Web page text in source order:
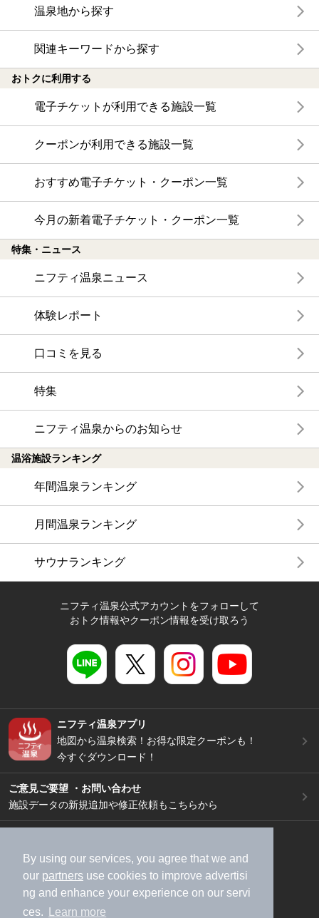
By using our services, you agree that we and
our partners use cookies to improve advertisi
ng and enhance your experience on our servi
ces.
Learn more
温泉地から探す
関連キーワードから探す
おトクに利用する
電子チケットが利用できる施設一覧
クーポンが利用できる施設一覧
おすすめ電子チケット・クーポン一覧
今月の新着電子チケット・クーポン一覧
特集・ニュース
ニフティ温泉ニュース
体験レポート
口コミを見る
特集
ニフティ温泉からのお知らせ
温浴施設ランキング
年間温泉ランキング
月間温泉ランキング
サウナランキング
ニフティ温泉公式アカウントをフォローして
おトク情報やクーポン情報を受け取ろう
ニフティ温泉アプリ
地図から温泉検索！お得な限定クーポンも！
今すぐダウンロード！
ご意見ご要望 ・お問い合わせ
施設データの新規追加や修正依頼もこちらから
加盟店募集（資料請求）
広告出稿のご案内
利用規約
ライフスタイルMEMBERS+規約
特定商取引法に基づく表記
ヘルプ
採用情報